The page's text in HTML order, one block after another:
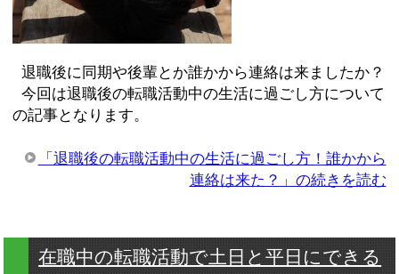
退職後に同期や後輩とか誰かから連絡は来ましたか？
今回は退職後の転職活動中の生活に過ごし方について
の記事となります。
「退職後の転職活動中の生活に過ごし方！誰かから
連絡は来た？」の続きを読む
在職中の転職活動で土日と平日にできる